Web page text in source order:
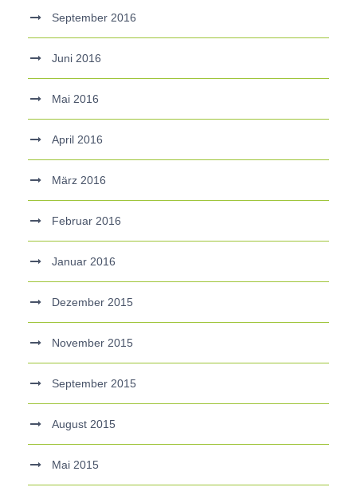
September 2016
Juni 2016
Mai 2016
April 2016
März 2016
Februar 2016
Januar 2016
Dezember 2015
November 2015
September 2015
August 2015
Mai 2015